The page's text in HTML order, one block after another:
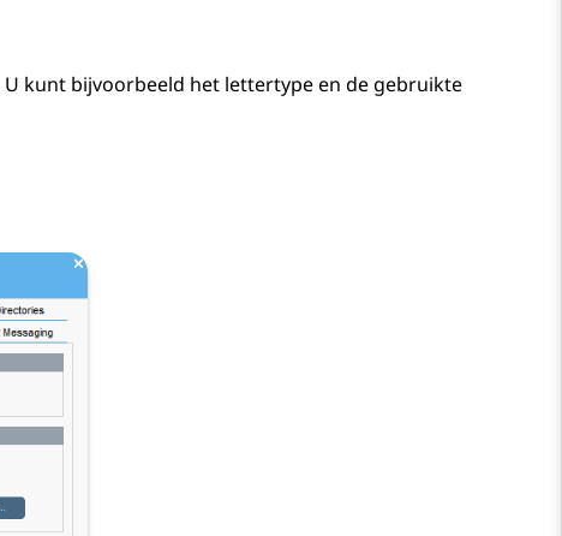
U kunt bijvoorbeeld het lettertype en de gebruikte